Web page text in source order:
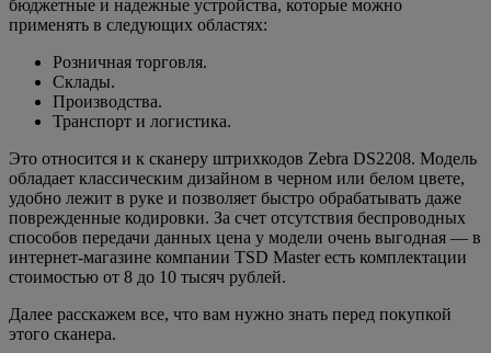
бюджетные и надежные устройства, которые можно
применять в следующих областях:
Розничная торговля.
Склады.
Производства.
Транспорт и логистика.
Это относится и к сканеру штрихкодов Zebra DS2208. Модель
обладает классическим дизайном в черном или белом цвете,
удобно лежит в руке и позволяет быстро обрабатывать даже
поврежденные кодировки. За счет отсутствия беспроводных
способов передачи данных цена у модели очень выгодная — в
интернет-магазине компании TSD Master есть комплектации
стоимостью от 8 до 10 тысяч рублей.
Далее расскажем все, что вам нужно знать перед покупкой
этого сканера.